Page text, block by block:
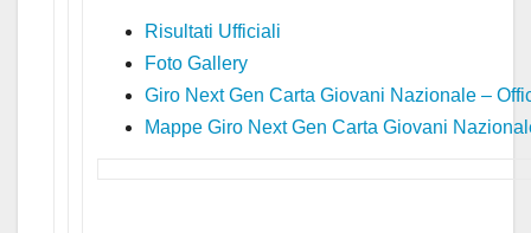
Risultati Ufficiali
Foto Gallery
Giro Next Gen Carta Giovani Nazionale –
Mappe Giro Next Gen Carta Giovani